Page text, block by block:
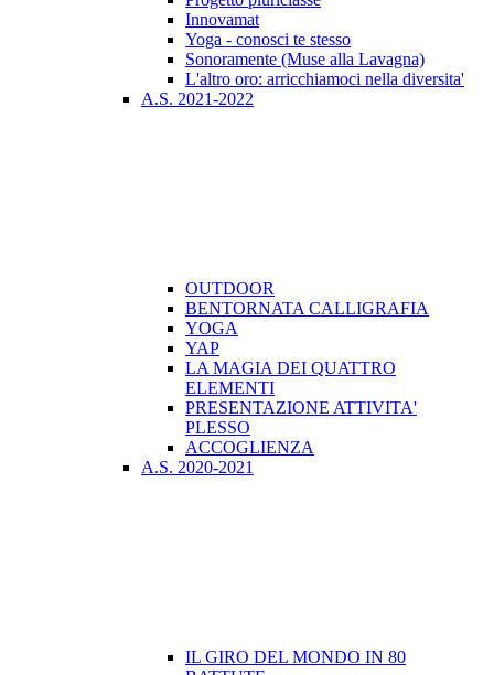
Innovamat
Yoga - conosci te stesso
Sonoramente (Muse alla Lavagna)
L'altro oro: arricchiamoci nella diversita'
A.S. 2021-2022
OUTDOOR
BENTORNATA CALLIGRAFIA
YOGA
YAP
LA MAGIA DEI QUATTRO
ELEMENTI
PRESENTAZIONE ATTIVITA'
PLESSO
ACCOGLIENZA
A.S. 2020-2021
IL GIRO DEL MONDO IN 80